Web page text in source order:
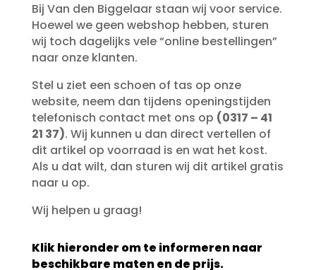
Bij Van den Biggelaar staan wij voor service.
Hoewel we geen webshop hebben, sturen
wij toch dagelijks vele “online bestellingen”
naar onze klanten.
Stel u ziet een schoen of tas op onze
website, neem dan tijdens openingstijden
telefonisch contact met ons op (0317 – 41
21 37). Wij kunnen u dan direct vertellen of
dit artikel op voorraad is en wat het kost.
Als u dat wilt, dan sturen wij dit artikel gratis
naar u op.
Wij helpen u graag!
Klik hieronder om te informeren naar
beschikbare maten en de prijs.